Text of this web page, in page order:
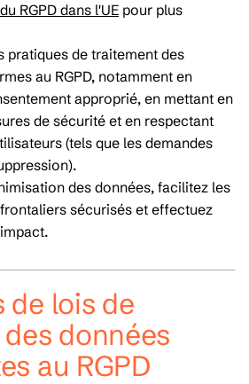
RGPD dans l'UE pour plus
pratiques de traitement des
au RGPD, notamment en
approprié, en mettant en
de sécurité et en respectant
(tels que les demandes
des données, facilitez les
sécurisés et effectuez
de lois de
données
au RGPD